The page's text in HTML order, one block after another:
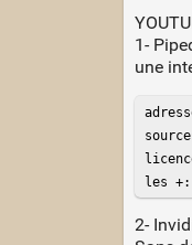
1-
une
les +:
2-